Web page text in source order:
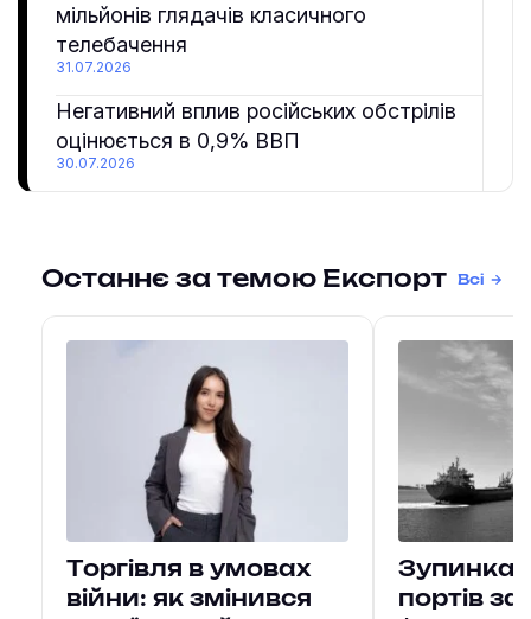
мільйонів глядачів класичного
телебачення
31.07.2026
Негативний вплив російських обстрілів
оцінюється в 0,9% ВВП
30.07.2026
Останнє за темою Експорт Всі
Торгівля в умовах
війни: як змінився
Зупинка
портів